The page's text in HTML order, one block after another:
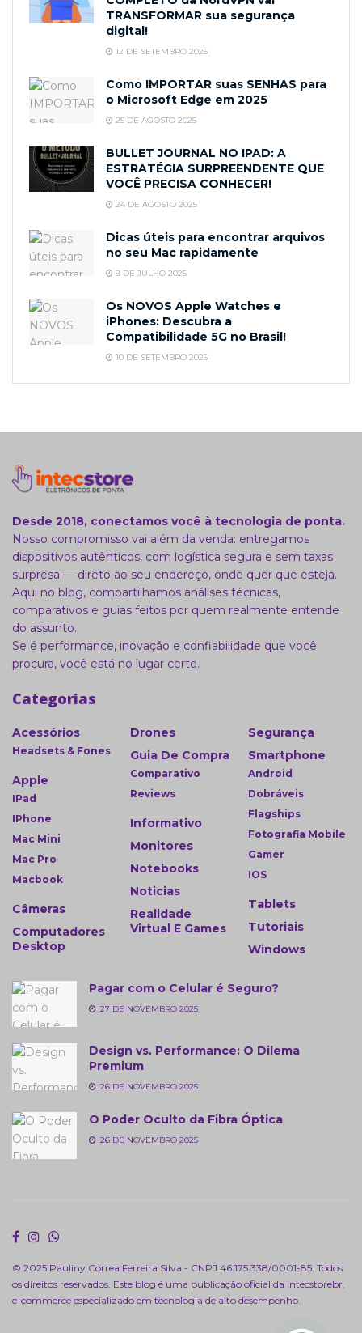
TRANSFORMAR sua segurança
digital!
12 DE SETEMBRO 2025
Como IMPORTAR suas SENHAS para
o Microsoft Edge em 2025
25 DE AGOSTO 2025
BULLET JOURNAL NO IPAD: A
ESTRATÉGIA SURPREENDENTE QUE
VOCÊ PRECISA CONHECER!
24 DE AGOSTO 2025
Dicas úteis para encontrar arquivos
no seu Mac rapidamente
9 DE JULHO 2025
Os NOVOS Apple Watches e
iPhones: Descubra a
Compatibilidade 5G no Brasil!
10 DE SETEMBRO 2025
Desde 2018, conectamos você à tecnologia de ponta.
Nosso compromisso vai além da venda: entregamos
dispositivos autênticos, com logística segura e sem taxas
surpresa — direto ao seu endereço, onde quer que esteja.
Aqui no blog, compartilhamos análises técnicas,
comparativos e guias feitos por quem realmente entende
do assunto.
Se é performance, inovação e confiabilidade que você
procura, você está no lugar certo.
Categorias
Acessórios
Headsets & Fones
Apple
IPad
IPhone
Mac Mini
Mac Pro
Macbook
Câmeras
Computadores
Desktop
Drones
Guia De Compra
Comparativo
Reviews
Informativo
Monitores
Notebooks
Noticias
Realidade
Virtual E Games
Segurança
Smartphone
Android
Dobráveis
Flagships
Fotografia Mobile
Gamer
IOS
Tablets
Tutoriais
Windows
Pagar com o Celular é Seguro?
27 DE NOVEMBRO 2025
Design vs. Performance: O Dilema
Premium
26 DE NOVEMBRO 2025
O Poder Oculto da Fibra Óptica
26 DE NOVEMBRO 2025
© 2025 Pauliny Correa Ferreira Silva - CNPJ 46.175.338/0001-85. Todos
os direitos reservados. Este blog é uma publicação oficial da intecstorebr,
e-commerce especializado em tecnologia de alto desempenho.